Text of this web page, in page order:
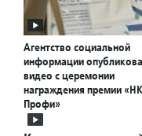
Агентство социальной
информации
видео с церемонии
награждения премии
Профи»